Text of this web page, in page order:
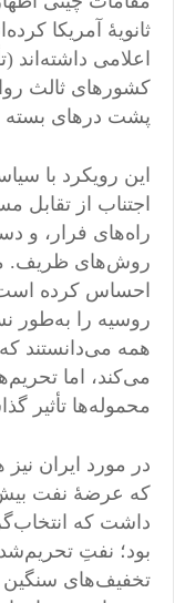
ثانویهٔ آمریکا
اعلامی داشته‌اند
کشورهای ثالث
پشت درهای بسته
این رویکرد با
اجتناب از تقابل
راه‌های فرار، و
روش‌های ظریف.
روسیه را به‌طور
همه می‌دانستند
می‌کند، اما
محموله‌ها تأثیر
در مورد ایران
که عرضهٔ نفت بیش
داشت که انتخاب‌گر
بود؛ نفتِ
تخفیف‌های